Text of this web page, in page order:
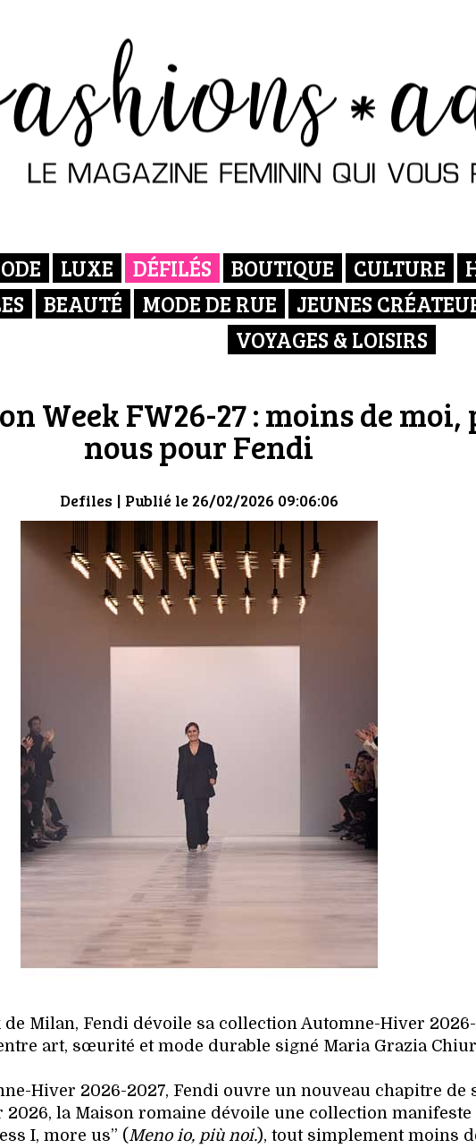
LUXE DÉFILÉS BOUTIQUE CULTURE
BEAUTÉ MODE DE RUE JEUNES
VOYAGES & LOISIRS
Week FW26-27 : moins de moi,
nous pour Fendi
Defiles | Publié le 26/02/2026 09:06:06
de Milan, Fendi dévoile sa collection Automne-Hiver
art, sœurité et mode durable signé Maria Grazia
Hiver 2026-2027, Fendi ouvre un nouveau chapitre de
2026, la Maison romaine dévoile une collection manifeste
I, more us” (Meno io, più noi.), tout simplement moins